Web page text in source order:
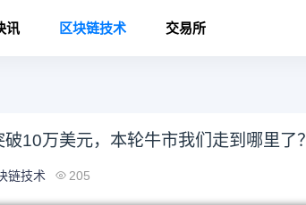
讯 区块链技术 交易所
10万美元，本轮牛市我们走到哪里了？
链技术 205